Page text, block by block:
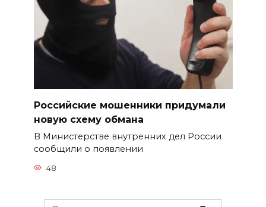
Российские мошенники придумали
новую схему обмана
В Министерстве внутренних дел России
сообщили о появлении
48